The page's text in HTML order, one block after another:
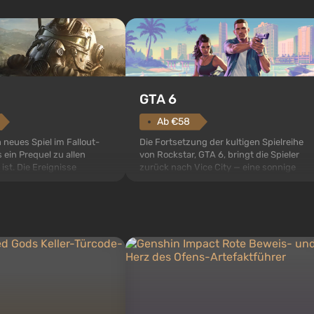
neues Spiel im Fallout-
ein Prequel zu allen
Die Ereignisse
GTA 6
Ab €58
Die Fortsetzung der kultigen Spielreihe
von Rockstar, GTA 6, bringt die Spieler
zurück nach Vice City — eine sonnige